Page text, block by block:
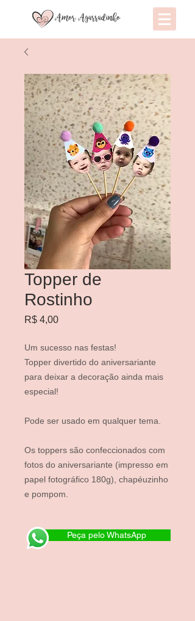
Topper de
Rostinho
R$ 4,00Preço
Um sucesso nas festas!
Topper divertido do aniversariante
para deixar a decoração ainda mais
especial!
Pode ser usado em qualquer tema.
Os toppers são confeccionados com
fotos do aniversariante (impresso em
papel fotográfico 180g), chapéuzinho
e pompom.
Peça pelo WhatsApp